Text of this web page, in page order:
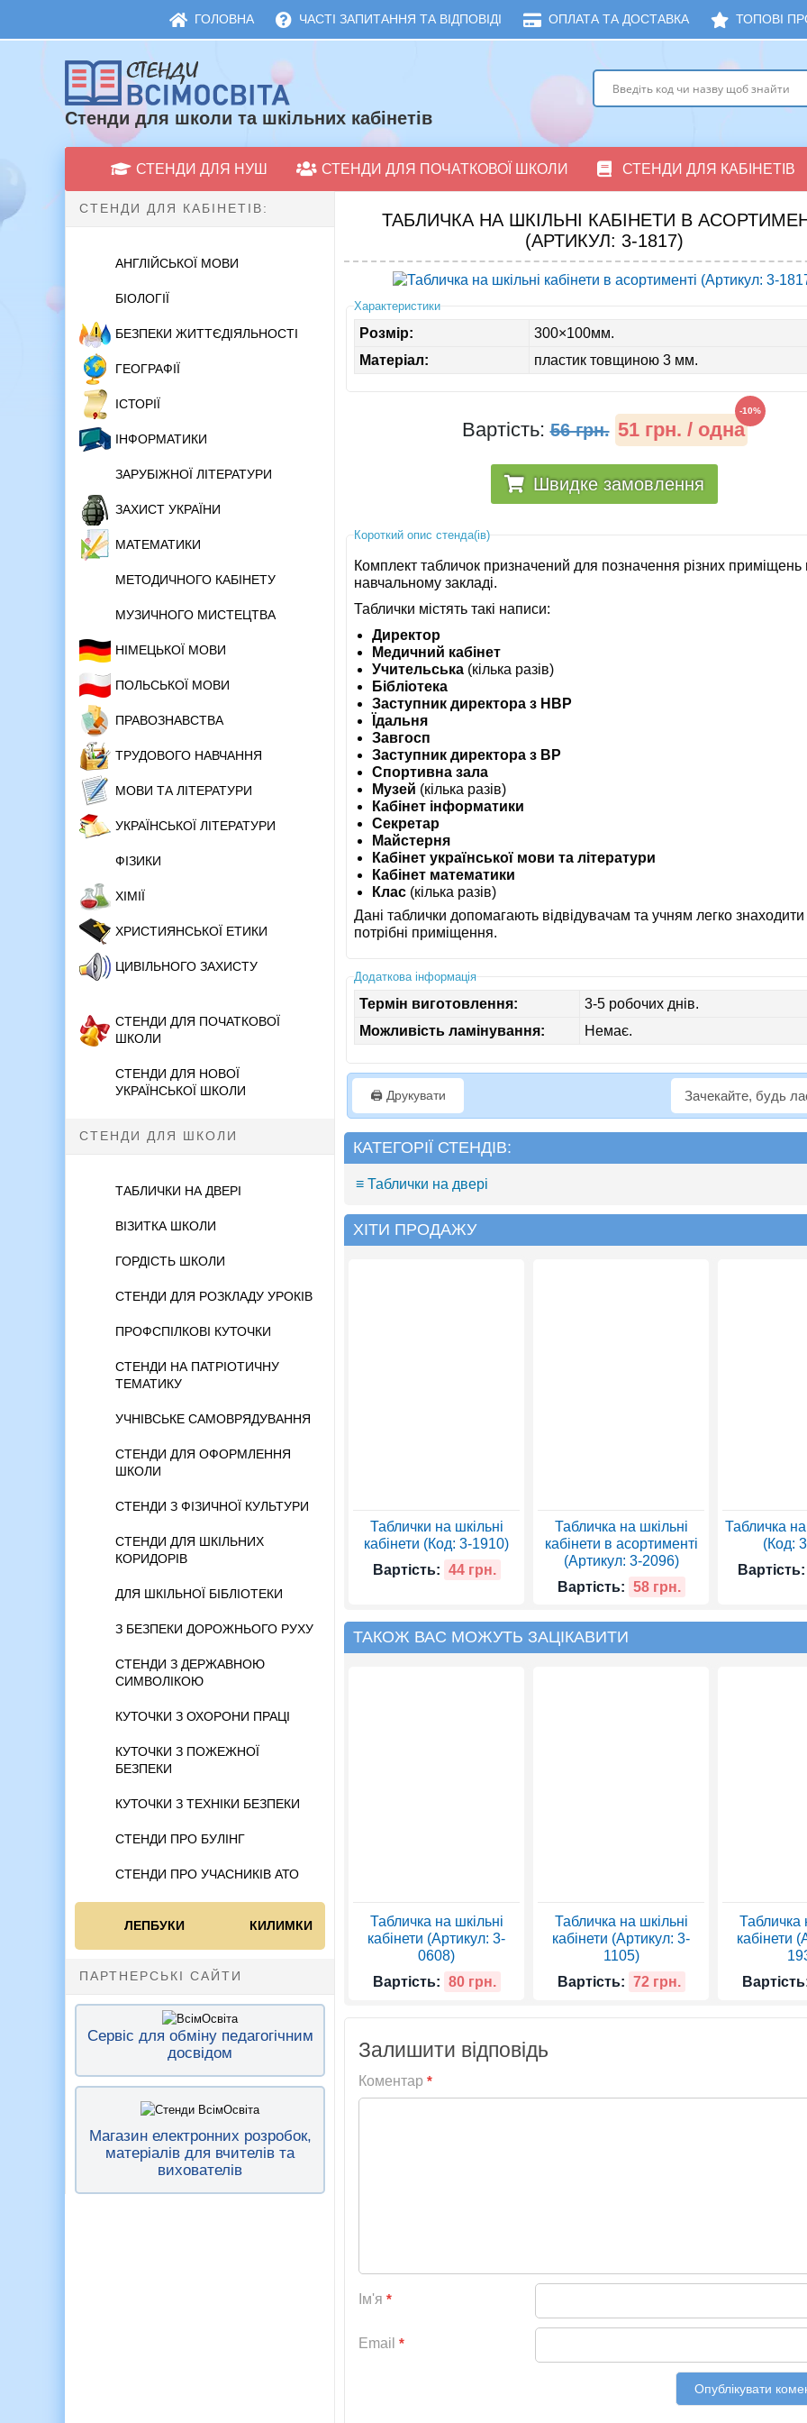
ГОЛОВНА ЧАСТІ ЗАПИТАННЯ ТА ВІДПОВІДІ ОПЛАТА ТА ДОСТАВКА ТОПОВІ
Стенди для школи та шкільних кабінетів
СТЕНДИ ДЛЯ НУШ СТЕНДИ ДЛЯ ПОЧАТКОВОЇ ШКОЛИ СТЕНДИ ДЛЯ КАБІНЕТІВ
СТЕНДИ ДЛЯ КАБІНЕТІВ:
АНГЛІЙСЬКОЇ МОВИ
БІОЛОГІЇ
БЕЗПЕКИ ЖИТТЄДІЯЛЬНОСТІ
ГЕОГРАФІЇ
ІСТОРІЇ
ІНФОРМАТИКИ
ЗАРУБІЖНОЇ ЛІТЕРАТУРИ
ЗАХИСТ УКРАЇНИ
МАТЕМАТИКИ
МЕТОДИЧНОГО КАБІНЕТУ
МУЗИЧНОГО МИСТЕЦТВА
НІМЕЦЬКОЇ МОВИ
ПОЛЬСЬКОЇ МОВИ
ПРАВОЗНАВСТВА
ТРУДОВОГО НАВЧАННЯ
МОВИ ТА ЛІТЕРАТУРИ
УКРАЇНСЬКОЇ ЛІТЕРАТУРИ
ФІЗИКИ
ХІМІЇ
ХРИСТИЯНСЬКОЇ ЕТИКИ
ЦИВІЛЬНОГО ЗАХИСТУ
СТЕНДИ ДЛЯ ПОЧАТКОВОЇ
ШКОЛИ
СТЕНДИ ДЛЯ НОВОЇ
УКРАЇНСЬКОЇ ШКОЛИ
СТЕНДИ ДЛЯ ШКОЛИ
ТАБЛИЧКИ НА ДВЕРІ
ВІЗИТКА ШКОЛИ
ГОРДІСТЬ ШКОЛИ
СТЕНДИ ДЛЯ РОЗКЛАДУ УРОКІВ
ПРОФСПІЛКОВІ КУТОЧКИ
СТЕНДИ НА ПАТРІОТИЧНУ
ТЕМАТИКУ
УЧНІВСЬКЕ САМОВРЯДУВАННЯ
СТЕНДИ ДЛЯ ОФОРМЛЕННЯ
ШКОЛИ
СТЕНДИ З ФІЗИЧНОЇ КУЛЬТУРИ
СТЕНДИ ДЛЯ ШКІЛЬНИХ
КОРИДОРІВ
ДЛЯ ШКІЛЬНОЇ БІБЛІОТЕКИ
З БЕЗПЕКИ ДОРОЖНЬОГО РУХУ
СТЕНДИ З ДЕРЖАВНОЮ
СИМВОЛІКОЮ
КУТОЧКИ З ОХОРОНИ ПРАЦІ
КУТОЧКИ З ПОЖЕЖНОЇ
БЕЗПЕКИ
КУТОЧКИ З ТЕХНІКИ БЕЗПЕКИ
СТЕНДИ ПРО БУЛІНГ
СТЕНДИ ПРО УЧАСНИКІВ АТО
ЛЕПБУКИ КИЛИМКИ
ПАРТНЕРСЬКІ САЙТИ
Сервіс для обміну педагогічним
досвідом
Магазин електронних розробок,
матеріалів для вчителів та
вихователів
ТАБЛИЧКА НА ШКІЛЬНІ КАБІНЕТИ В
(АРТИКУЛ: 3-1817)
Характеристики
Розмір:
300×100мм.
Матеріал:
пластик товщиною 3 мм.
Вартість: 56 грн. 51 грн. / одна
-10%
Швидке замовлення
Короткий опис стенда(ів)
Комплект табличок призначений для позначення різних приміщень
навчальному закладі.
Таблички містять такі написи:
Директор
Медичний кабінет
Учительська (кілька разів)
Бібліотека
Заступник директора з НВР
Їдальня
Завгосп
Заступник директора з ВР
Спортивна зала
Музей (кілька разів)
Кабінет інформатики
Секретар
Майстерня
Кабінет української мови та літератури
Кабінет математики
Клас (кілька разів)
Дані таблички допомагають відвідувачам та учням легко знаходити
потрібні приміщення.
Додаткова інформація
Термін виготовлення:
3-5 робочих днів.
Можливість ламінування:
Немає.
🖨️ Друкувати Зачекайте, будь
КАТЕГОРІЇ СТЕНДІВ:
≡ Таблички на двері
ХІТИ ПРОДАЖУ
Таблички на шкільні
кабінети (Код: 3-1910)
Вартість: 44 грн.
Табличка на шкільні
кабінети в асортименті
(Артикул: 3-2096)
Вартість: 58 грн.
Табличка на
(Код:
Вартість:
ТАКОЖ ВАС МОЖУТЬ ЗАЦІКАВИТИ
Табличка на шкільні
кабінети (Артикул: 3-
0608)
Вартість: 80 грн.
Табличка на шкільні
кабінети (Артикул: 3-
1105)
Вартість: 72 грн.
Табличка
кабінети
Залишити відповідь
Коментар *
Ім'я *
Email *